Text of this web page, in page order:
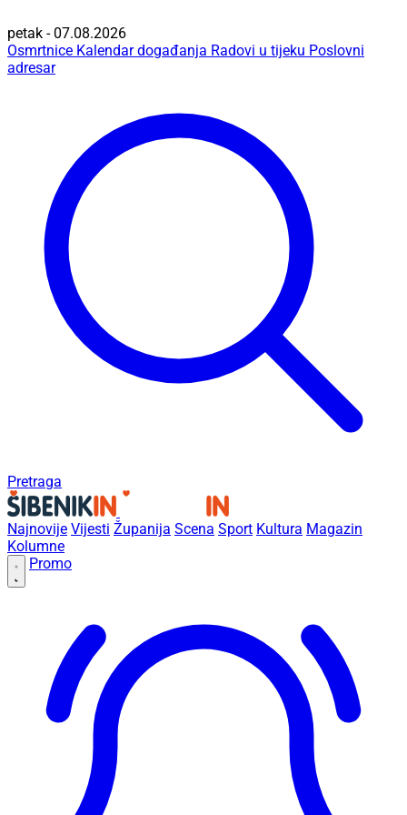
petak - 07.08.2026
Osmrtnice Kalendar događanja Radovi u tijeku Poslovni
adresar
Pretraga
Najnovije Vijesti Županija Scena Sport Kultura Magazin
Kolumne
Promo